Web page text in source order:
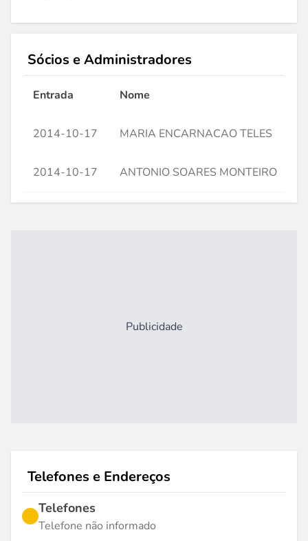
Sócios e Administradores
Entrada Nome
2014-10-17 MARIA ENCARNACAO TELES
2014-10-17 ANTONIO SOARES MONTEIRO
Publicidade
Telefones e Endereços
Telefones
Telefone não informado